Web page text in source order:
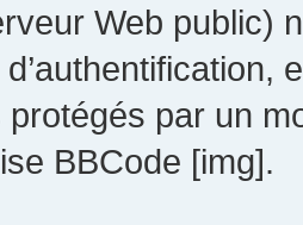
Web public)
par un
BBCode [img].